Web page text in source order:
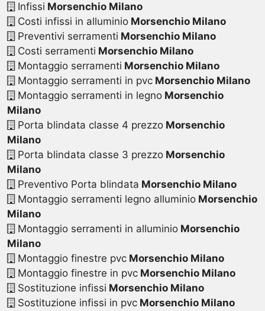
Infissi Morsenchio Milano
Costi infissi in alluminioMorsenchio Milano
Preventivi serramenti Morsenchio Milano
Costi serramenti Morsenchio Milano
Montaggio serramenti Morsenchio Milano
Montaggio serramenti in pvcMorsenchio Milano
Montaggio serramenti in legnoMorsenchio
Milano
Porta blindata classe 4 prezzoMorsenchio
Milano
Porta blindata classe 3 prezzoMorsenchio
Milano
Preventivo Porta blindata Morsenchio Milano
Montaggio serramenti legno alluminioMorsenchio
Milano
Montaggio serramenti in alluminioMorsenchio
Milano
Montaggio finestre pvcMorsenchio Milano
Montaggio finestre in pvcMorsenchio Milano
Sostituzione infissi Morsenchio Milano
Sostituzione infissi in pvcMorsenchio Milano